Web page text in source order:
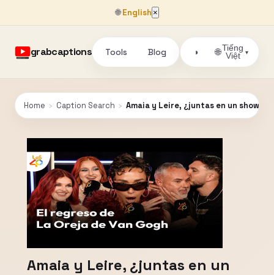
🌐English ×
grabcaptions Tools Blog ◑ 🌐Tiếng
Việt
▾
Home › Caption Search › Amaia y Leire, ¿juntas en un show
Amaia y Leire, ¿juntas en un